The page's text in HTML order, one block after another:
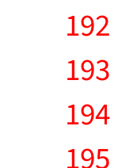
192
193
194